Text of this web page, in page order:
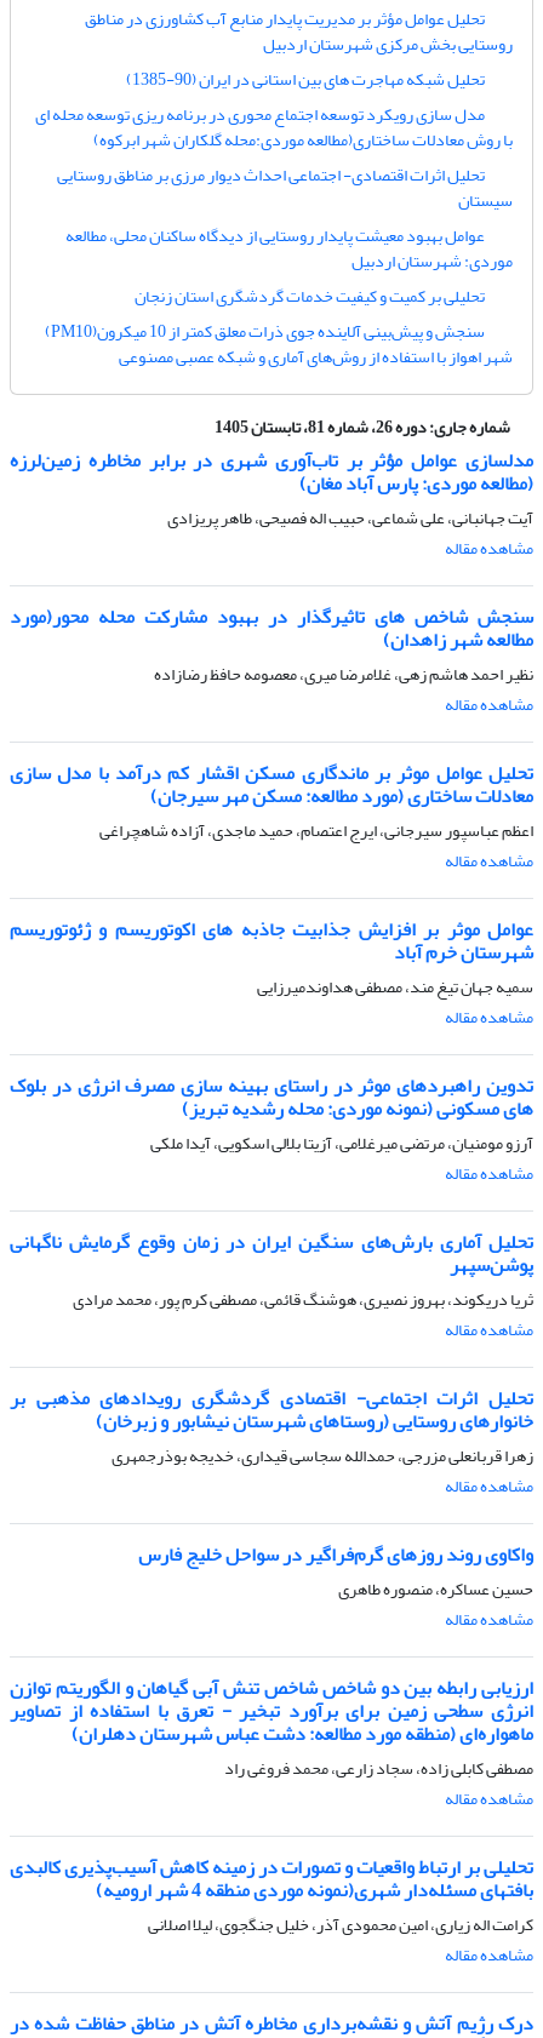
تحلیل عوامل مؤثر بر مدیریت پایدار منابع آب کشاورزی در مناطق
روستایی بخش مرکزی شهرستان اردبیل
تحلیل شبکه مهاجرت های بین استانی در ایران (90-1385)
مدل سازی رویکرد توسعه اجتماع محوری در برنامه ریزی توسعه محله ای
با روش معادلات ساختاری(مطالعه موردی:محله گلکاران شهر ابرکوه)
تحلیل اثرات اقتصادی- اجتماعی احداث دیوار مرزی بر مناطق روستایی
سیستان
عوامل بهبود معیشت پایدار روستایی از دیدگاه ساکنان محلی، مطالعه
موردی: شهرستان اردبیل
تحلیلی بر کمیت و کیفیت خدمات گردشگری استان زنجان
سنجش و پیش‌بینی آلاینده جوی ذرات معلق کمتر از 10 میکرون(PM10)
شهر اهواز با استفاده از روش‌های آماری و شبکه عصبی مصنوعی
شماره جاری:دوره 26، شماره 81، تابستان 1405
مدلسازی عوامل مؤثر بر تاب‌آوری شهری در برابر مخاطره زمین‌لرزه
(مطالعه موردی: پارس آباد مغان)
آیت جهانبانی، علی شماعی، حبیب اله فصیحی، طاهر پریزادی
مشاهده مقاله
سنجش شاخص های تاثیرگذار در بهبود مشارکت محله محور(مورد
مطالعه شهر زاهدان)
نظیر احمد هاشم زهی، غلامرضا میری، معصومه حافظ رضازاده
مشاهده مقاله
تحلیل عوامل موثر بر ماندگاری مسکن اقشار کم درآمد با مدل سازی
معادلات ساختاری (مورد مطالعه: مسکن مهر سیرجان)
اعظم عباسپور سیرجانی، ایرج اعتصام، حمید ماجدی، آزاده شاهچراغی
مشاهده مقاله
عوامل موثر بر افزایش جذابیت جاذبه های اکوتوریسم و ژئوتوریسم
شهرستان خرم آباد
سمیه جهان تیغ مند، مصطفی هداوندمیرزایی
مشاهده مقاله
تدوین راهبردهای موثر در راستای بهینه سازی مصرف انرژی در بلوک
های مسکونی (نمونه موردی: محله رشدیه تبریز)
آرزو مومنیان، مرتضی میرغلامی، آزیتا بلالی اسکویی، آیدا ملکی
مشاهده مقاله
تحلیل آماری بارش‌های سنگین ایران در زمان وقوع گرمایش ناگهانی
پوشن‌سپهر
ثریا دریکوند، بهروز نصیری، هوشنگ قائمی، مصطفی کرم پور، محمد مرادی
مشاهده مقاله
تحلیل اثرات اجتماعی- اقتصادی گردشگری رویدادهای مذهبی بر
خانوارهای روستایی (روستاهای شهرستان نیشابور و زبرخان)
زهرا قربانعلی مزرجی، حمدالله سجاسی قیداری، خدیجه بوذرجمهری
مشاهده مقاله
واکاوی روند روزهای گرم‌فراگیر در سواحل خلیج فارس
حسین عساکره، منصوره طاهری
مشاهده مقاله
ارزیابی رابطه بین دو شاخص شاخص تنش آبی گیاهان و الگوریتم توازن
انرژی سطحی زمین برای برآورد تبخیر - تعرق با استفاده از تصاویر
ماهواره‌ای (منطقه مورد مطالعه: دشت عباس شهرستان دهلران)
مصطفی کابلی زاده، سجاد زارعی، محمد فروغی راد
مشاهده مقاله
تحلیلی بر ارتباط واقعیات و تصورات در زمینه کاهش آسیب‌پذیری کالبدی
بافتهای مسئله‌دار شهری(نمونه موردی منطقه 4 شهر ارومیه)
کرامت اله زیاری، امین محمودی آذر، خلیل جنگجوی، لیلا اصلانی
مشاهده مقاله
درک رژیم آتش و نقشه‌برداری مخاطره آتش در مناطق حفاظت شده در